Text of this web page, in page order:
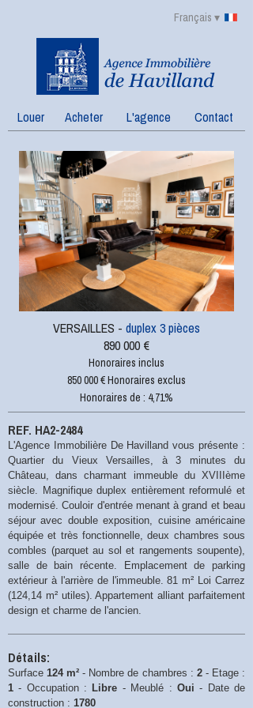
Français ▾
Louer Acheter L'agence Contact
VERSAILLES - duplex 3 pièces
890 000 €
Honoraires inclus
850 000 € Honoraires exclus
Honoraires de : 4,71%
REF. HA2-2484
L'Agence Immobilière De Havilland vous présente :
Quartier du Vieux Versailles, à 3 minutes du
Château, dans charmant immeuble du XVIIIème
siècle. Magnifique duplex entièrement reformulé et
modernisé. Couloir d'entrée menant à grand et beau
séjour avec double exposition, cuisine américaine
équipée et très fonctionnelle, deux chambres sous
combles (parquet au sol et rangements soupente),
salle de bain récente. Emplacement de parking
extérieur à l'arrière de l'immeuble. 81 m² Loi Carrez
(124,14 m² utiles). Appartement alliant parfaitement
design et charme de l'ancien.
Détails:
Surface124 m² - Nombre de chambres : 2- Etage :
1 - Occupation : Libre - Meublé : Oui - Date de
construction : 1780